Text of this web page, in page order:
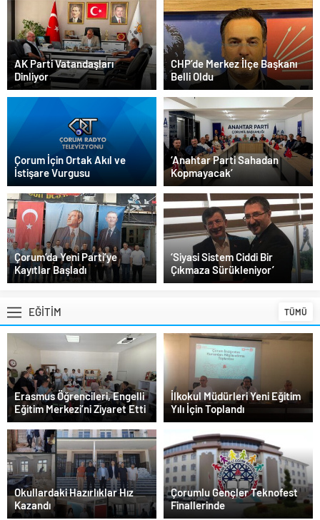
AK Parti Vatandaşları
Dinliyor
CHP’de Merkez İlçe Başkanı
Belli Oldu
Çorum İçin Ortak Akıl ve
İstişare Vurgusu
‘Anahtar Parti Sahadan
Kopmayacak’
Çorum’da Yeni Parti’ye
Kayıtlar Başladı
‘Siyasi Sistem Ciddi Bir
Çıkmaza Sürükleniyor’
EĞİTİM TÜMÜ
Erasmus Öğrencileri, Engelli
Eğitim Merkezi’ni Ziyaret Etti
İlkokul Müdürleri Yeni Eğitim
Yılı İçin Toplandı
Okullardaki Hazırlıklar Hız
Kazandı
Çorumlu Gençler Teknofest
Finallerinde